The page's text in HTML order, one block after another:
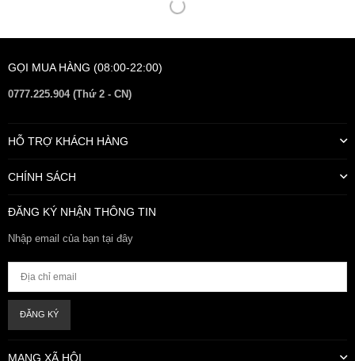
GỌI MUA HÀNG (08:00-22:00)
0777.225.904 (Thứ 2 - CN)
HỖ TRỢ KHÁCH HÀNG
CHÍNH SÁCH
ĐĂNG KÝ NHẬN THÔNG TIN
Nhập email của bạn tại đây
ĐĂNG KÝ
MẠNG XÃ HỘI